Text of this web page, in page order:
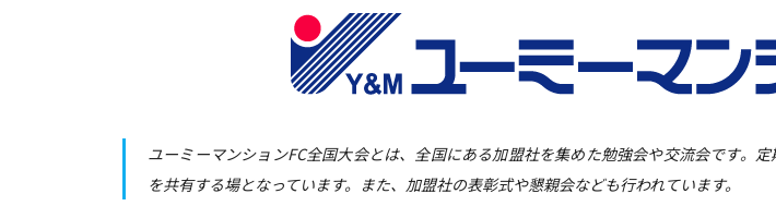
ユーミーマンションFC全国大会とは、全国にある加盟社を集めた勉強会や交流会です。
を共有する場となっています。また、加盟社の表彰式や懇親会なども行われています。